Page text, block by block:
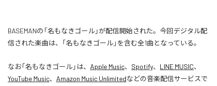
BASEMANの「名もなきゴール」が配信開始された。今回デジタル配
信された楽曲は、「名もなきゴール」を含む全1曲となっている。
なお「名もなきゴール」は、 Apple Music、 Spotify、 LINE MUSIC、
YouTube Music、 Amazon Music Unlimitedなどの音楽配信サービスで